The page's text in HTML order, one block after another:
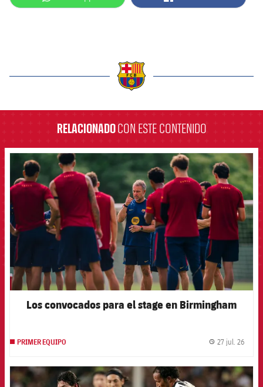
RELACIONADOCON ESTE CONTENIDO
FCB Barcelona badge
Los convocados para el stage en Birmingham
PRIMER EQUIPO 27 jul. 26
FCB Barcelona badge